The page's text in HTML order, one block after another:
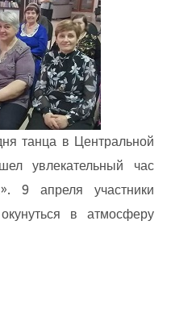
танца в Центральной
увлекательный час
9 апреля участники
в атмосферу